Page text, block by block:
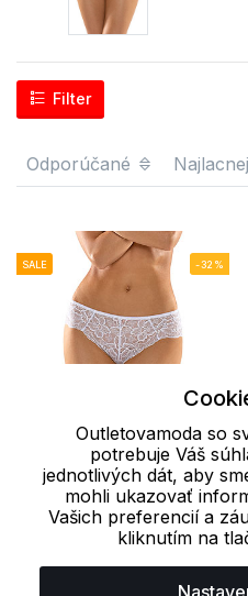
Filter
Odporúčané
SALE -32%
S
Nohavičky dámske
7.32 €
Outletovamoda so
potrebuje Váš
jednotlivých dát, aby
mohli ukazovať
Vašich preferencií a
kliknutím na